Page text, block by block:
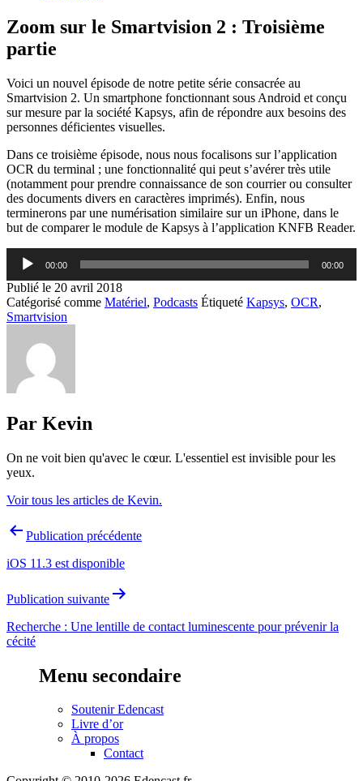
Zoom sur le Smartvision 2 : Troisième
partie
Voici un nouvel épisode de notre petite série consacrée au
Smartvision 2. Un smartphone fonctionnant sous Android et conçu
sur mesure par la société Kapsys, afin de répondre aux besoins des
personnes déficientes visuelles.
Dans ce troisième épisode, nous nous focalisons sur l’application
OCR du terminal ; une fonctionnalité qui peut s’avérer très utile
(notamment pour prendre connaissance de son courrier ou consulter
des documents divers en caractères imprimés). Enfin, nous
terminerons par une numérisation similaire sur un iPhone, dans le
but de comparer le module de Kapsys à l’application KNFB Reader.
Lecteur
audio
00:00 00:00
Publié le 20 avril 2018
Catégorisé comme Matériel, Podcasts Étiqueté Kapsys, OCR,
Smartvision
Par Kevin
On ne voit bien qu'avec le cœur. L'essentiel est invisible pour les
yeux.
Voir tous les articles de Kevin.
Navigation
l’article
Publication précédente
iOS 11.3 est disponible
Publication suivante
Recherche : Une lentille de contact luminescente pour prévenir la
cécité
Menu secondaire
Soutenir Edencast
Livre d’or
À propos
Contact